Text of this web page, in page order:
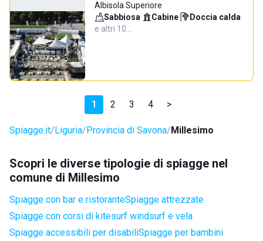
Albisola Superiore
Sabbiosa· Cabine· Doccia calda·
e altri 10…
1 2 3 4 >
Spiagge.it Liguria Provincia di Savona Millesimo
Scopri le diverse tipologie di spiagge nel
comune di Millesimo
Spiagge con bar e ristoranteSpiagge attrezzate
Spiagge con corsi di kitesurf windsurf e vela
Spiagge accessibili per disabiliSpiagge per bambini